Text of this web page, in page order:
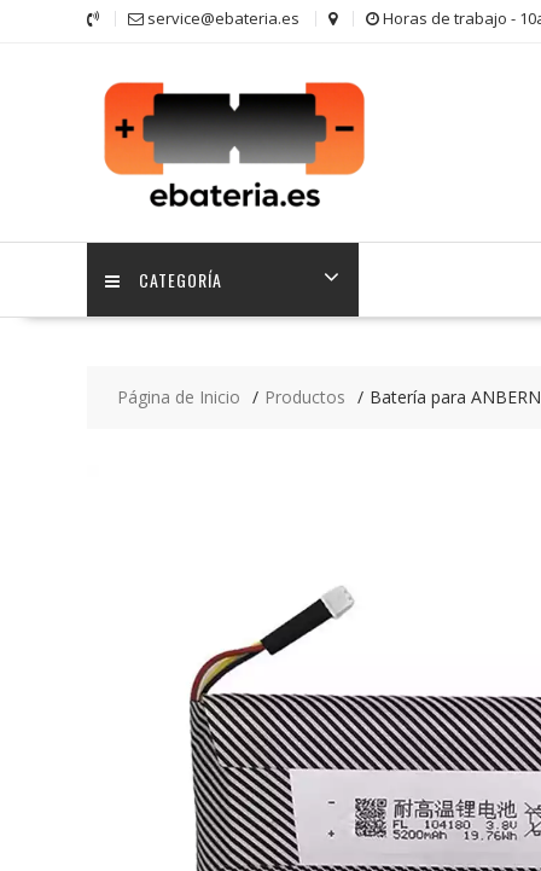
service@ebateria.es Horas de trabajo -
CATEGORÍA
Página de Inicio Productos Batería para